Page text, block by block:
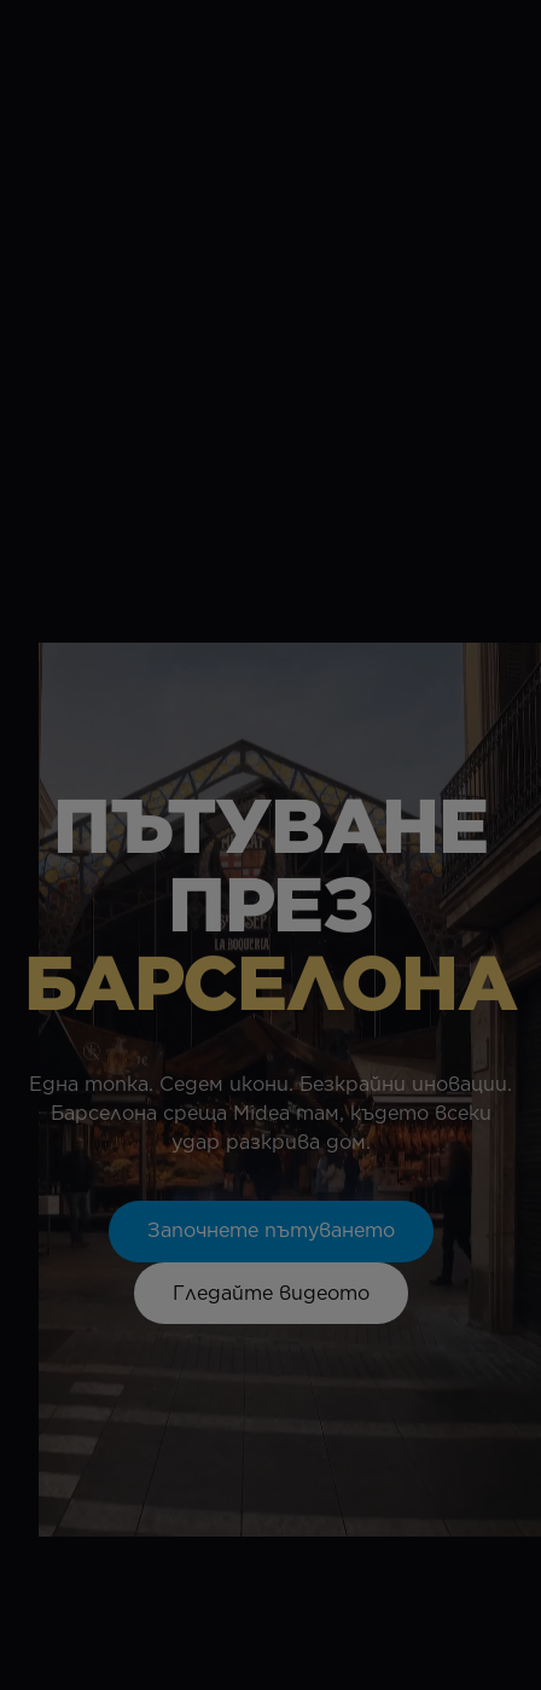
ПЪТУВАНЕ
ПРЕЗ
БАРСЕЛОНА
Една топка. Седем икони. Безкрайни иновации.
Барселона среща Midea там, където всеки
удар разкрива дом.
Започнете пътуването
Гледайте видеото